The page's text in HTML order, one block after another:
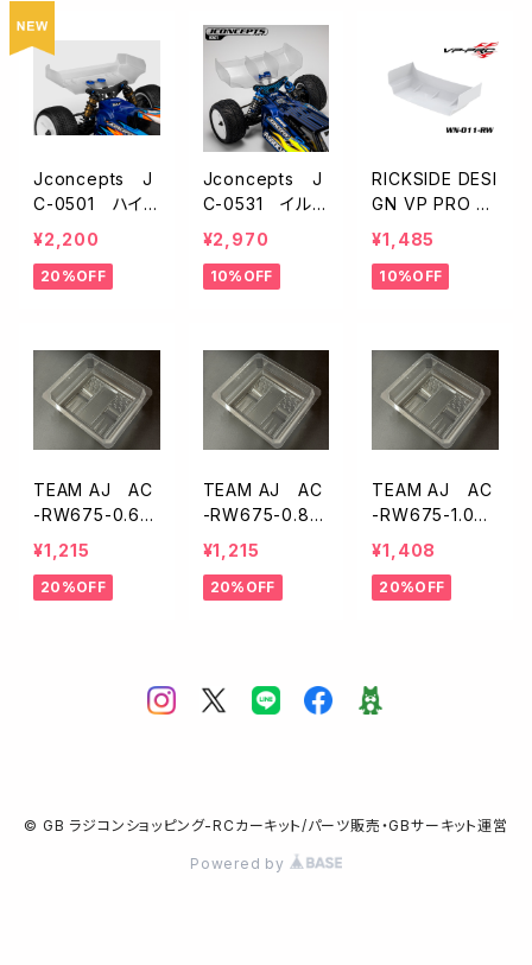
Jconcepts J
C-0501 ハイ
クリアランス リ
ヤウイング・7イ
ンチ【Carpet/A
¥2,200
20%OFF
Jconcepts J
C-0531 イル
ージョン・7.0イ
ンチ モンスター
ウイング【センタ
¥2,970
10%OFF
RICKSIDE DESI
GN VP PRO W
N-011-RW 1/10
電動バギー用ナ
イロンウイング
¥1,485
10%OFF
TEAM AJ AC
-RW675-0.6
1/10EPバギー用
ウイング【6.75イ
ンチ/0.6mm厚】
¥1,215
20%OFF
TEAM AJ AC
-RW675-0.8
1/10EPバギー用
ウイング【6.75イ
ンチ/0.8mm厚】
¥1,215
20%OFF
TEAM AJ AC
-RW675-1.0
1/10EPバギー用
ウイング【6.75イ
ンチ/1.0mm厚】
¥1,408
20%OFF
© GB ラジコンショッピング-RCカーキット/パーツ販売・GBサーキット運営
Powered by